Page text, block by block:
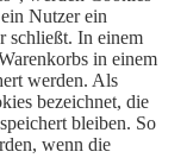
Nutzer ein
schließt. In einem
in einem
werden. Als
bezeichnet, die
bleiben. So
wenn die